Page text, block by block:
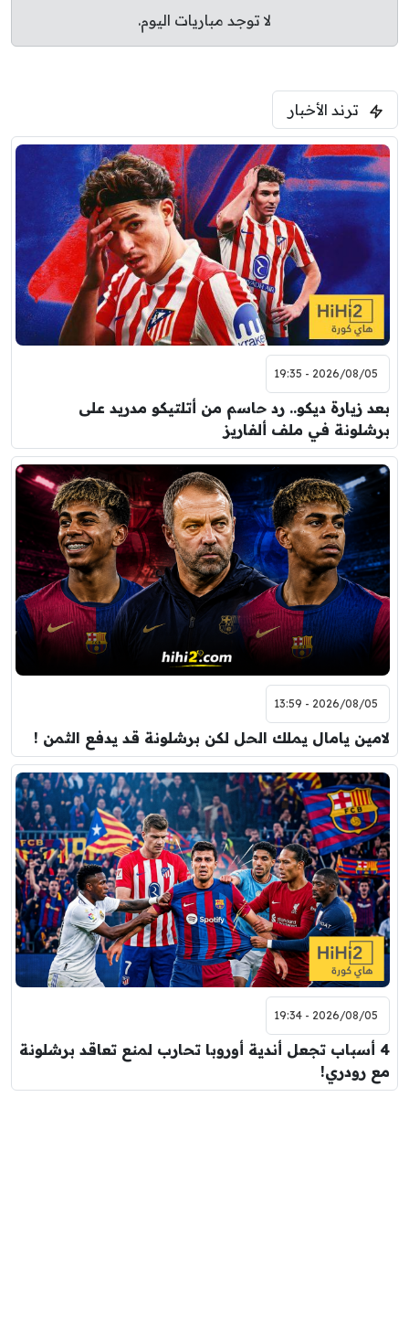
لا توجد مباريات اليوم.
ترند الأخبار
2026/08/05 - 19:35
بعد زيارة ديكو.. رد حاسم من أتلتيكو مدريد على
برشلونة في ملف ألفاريز
2026/08/05 - 13:59
لامين يامال يملك الحل لكن برشلونة قد يدفع الثمن !
2026/08/05 - 19:34
4 أسباب تجعل أندية أوروبا تحارب لمنع تعاقد برشلونة
مع رودري!